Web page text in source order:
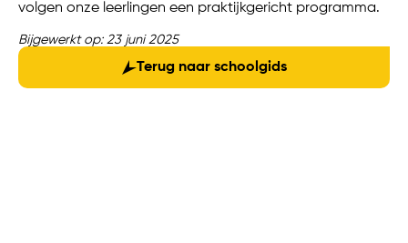
volgen onze leerlingen een praktijkgericht programma.
Bijgewerkt op: 23 juni 2025
Terug naar schoolgids